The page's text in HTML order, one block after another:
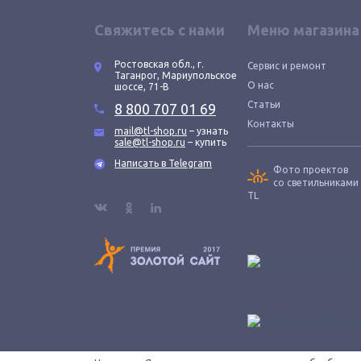
Свяжитесь с нами
Ростовская обл., г.
Таганрог, Мариупольское
шоссе, 71-В
8 800 707 01 69
mail@tl-shop.ru – узнать
sale@tl-shop.ru – купить
Написать в Telegram
Меню магазина
Сервис и ремонт
О нас
Статьи
Контакты
Фото проектов
со светильниками
TL